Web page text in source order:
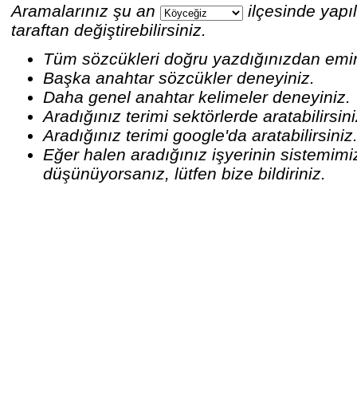
Aramalarınız şu an
ilçesinde
taraftan değiştirebilirsiniz.
Tüm sözcükleri doğru yazdığınızdan
Başka anahtar sözcükler deneyiniz.
Daha genel anahtar kelimeler deneyiniz.
Aradığınız terimi sektörlerde
Aradığınız terimi google'da
Eğer halen aradığınız işyerinin
düşünüyorsanız, lütfen bize bildiriniz.